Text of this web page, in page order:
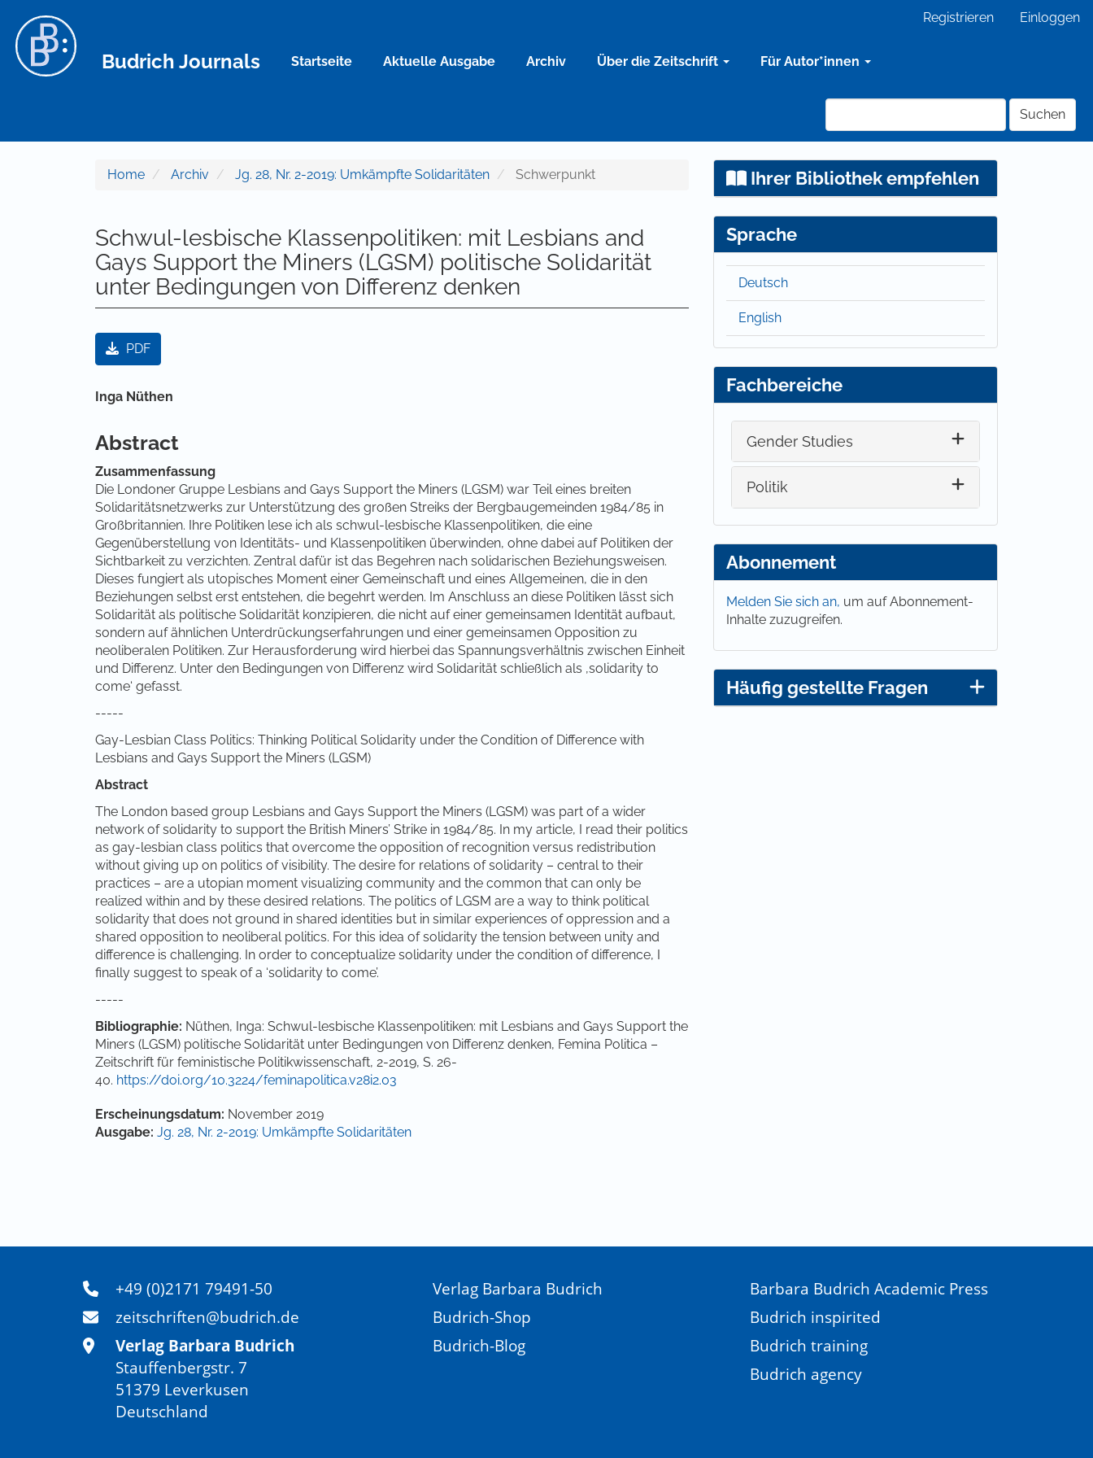
Hauptinhalt
Sidebar
Registrieren Einloggen
Budrich Journals Startseite Aktuelle Ausgabe Archiv Über die Zeitschrift Für Autor*innen
Suchen
Home Archiv Jg. 28, Nr. 2-2019: Umkämpfte Solidaritäten Schwerpunkt
Schwul-lesbische Klassenpolitiken: mit Lesbians and
Gays Support the Miners (LGSM) politische Solidarität
unter Bedingungen von Differenz denken
Artikel-Sidebar
PDF
Hauptsächlicher Artikelinhalt
Inga Nüthen
Abstract
Zusammenfassung
Die Londoner Gruppe Lesbians and Gays Support the Miners (LGSM) war Teil eines breiten
Solidaritätsnetzwerks zur Unterstützung des großen Streiks der Bergbaugemeinden 1984/85 in
Großbritannien. Ihre Politiken lese ich als schwul-lesbische Klassenpolitiken, die eine
Gegenüberstellung von Identitäts- und Klassenpolitiken überwinden, ohne dabei auf Politiken der
Sichtbarkeit zu verzichten. Zentral dafür ist das Begehren nach solidarischen Beziehungsweisen.
Dieses fungiert als utopisches Moment einer Gemeinschaft und eines Allgemeinen, die in den
Beziehungen selbst erst entstehen, die begehrt werden. Im Anschluss an diese Politiken lässt sich
Solidarität als politische Solidarität konzipieren, die nicht auf einer gemeinsamen Identität aufbaut,
sondern auf ähnlichen Unterdrückungserfahrungen und einer gemeinsamen Opposition zu
neoliberalen Politiken. Zur Herausforderung wird hierbei das Spannungsverhältnis zwischen Einheit
und Differenz. Unter den Bedingungen von Differenz wird Solidarität schließlich als ‚solidarity to
come‘ gefasst.
-----
Gay-Lesbian Class Politics: Thinking Political Solidarity under the Condition of Difference with
Lesbians and Gays Support the Miners (LGSM)
Abstract
The London based group Lesbians and Gays Support the Miners (LGSM) was part of a wider
network of solidarity to support the British Miners’ Strike in 1984/85. In my article, I read their politics
as gay-lesbian class politics that overcome the opposition of recognition versus redistribution
without giving up on politics of visibility. The desire for relations of solidarity – central to their
practices – are a utopian moment visualizing community and the common that can only be
realized within and by these desired relations. The politics of LGSM are a way to think political
solidarity that does not ground in shared identities but in similar experiences of oppression and a
shared opposition to neoliberal politics. For this idea of solidarity the tension between unity and
difference is challenging. In order to conceptualize solidarity under the condition of difference, I
finally suggest to speak of a ‘solidarity to come’.
-----
Bibliographie: Nüthen, Inga: Schwul-lesbische Klassenpolitiken: mit Lesbians and Gays Support the
Miners (LGSM) politische Solidarität unter Bedingungen von Differenz denken, Femina Politica –
Zeitschrift für feministische Politikwissenschaft, 2-2019, S. 26-
40. https://doi.org/10.3224/feminapolitica.v28i2.03
Artikel-Details
Erscheinungsdatum: November 2019
Ausgabe: Jg. 28, Nr. 2-2019: Umkämpfte Solidaritäten
Ihrer Bibliothek empfehlen
Sprache
Deutsch
English
Fachbereiche
Gender Studies
Politik
Abonnement
Melden Sie sich an, um auf Abonnement-
Inhalte zuzugreifen.
Häufig gestellte Fragen
+49 (0)2171 79491-50
zeitschriften@budrich.de
Verlag Barbara Budrich
Stauffenbergstr. 7
51379 Leverkusen
Deutschland
Verlag Barbara Budrich
Budrich-Shop
Budrich-Blog
Barbara Budrich Academic Press
Budrich inspirited
Budrich training
Budrich agency